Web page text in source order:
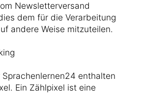
Newsletterversand
dem für die Verarbeitung
andere Weise mitzuteilen.
enthalten
Ein Zählpixel ist eine